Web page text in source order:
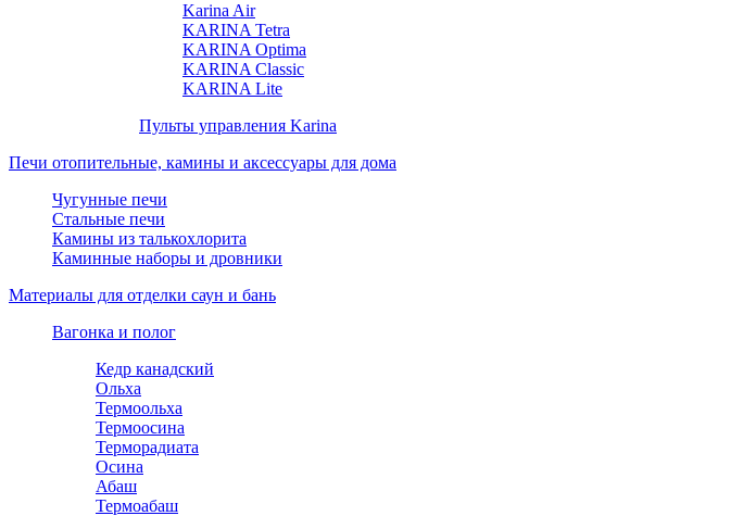
Karina Air
KARINA Tetra
KARINA Optima
KARINA Classic
KARINA Lite
Пульты управления Karina
Печи отопительные, камины и аксессуары для дома
Чугунные печи
Стальные печи
Камины из талькохлорита
Каминные наборы и дровники
Материалы для отделки саун и бань
Вагонка и полог
Кедр канадский
Ольха
Термоольха
Термоосина
Терморадиата
Осина
Абаш
Термоабаш